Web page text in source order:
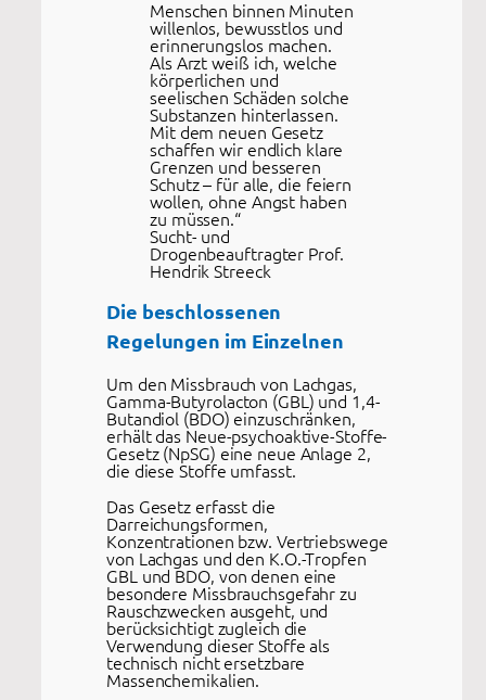
Menschen binnen Minuten
willenlos, bewusstlos und
erinnerungslos machen.
Als Arzt weiß ich, welche
körperlichen und
seelischen Schäden solche
Substanzen hinterlassen.
Mit dem neuen Gesetz
schaffen wir endlich klare
Grenzen und besseren
Schutz – für alle, die feiern
wollen, ohne Angst haben
zu müssen.“
Sucht- und
Drogenbeauftragter Prof.
Hendrik Streeck
Die beschlossenen
Regelungen im Einzelnen
Um den Missbrauch von Lachgas,
Gamma-Butyrolacton (GBL) und 1,4-
Butandiol (BDO) einzuschränken,
erhält das Neue-psychoaktive-Stoffe-
Gesetz (NpSG) eine neue Anlage 2,
die diese Stoffe umfasst.
Das Gesetz erfasst die
Darreichungsformen,
Konzentrationen bzw. Vertriebswege
von Lachgas und den K.O.-Tropfen
GBL und BDO, von denen eine
besondere Missbrauchsgefahr zu
Rauschzwecken ausgeht, und
berücksichtigt zugleich die
Verwendung dieser Stoffe als
technisch nicht ersetzbare
Massenchemikalien.